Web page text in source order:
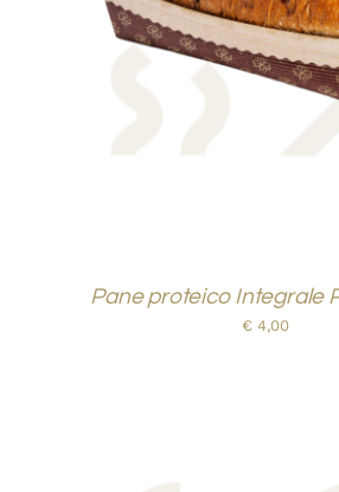
AGGIUNGI AL
DETTAGLI
Pane proteico Integrale
€ 4,00